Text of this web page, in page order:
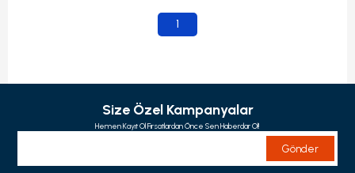
1
Size Özel Kampanyalar
Hemen Kayıt Ol Fırsatlardan Önce Sen Haberdar Ol!
Gönder